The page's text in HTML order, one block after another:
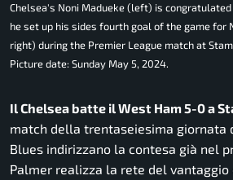
Chelsea's Noni Madueke (left) is
he set up his sides fourth goal of the game for
right) during the Premier League match at
Picture date: Sunday May 5, 2024.
Il Chelsea batte il West Ham 5-0 a
match della trentaseiesima giornata
Blues indirizzano la contesa già nel
Palmer realizza la rete del vantaggio